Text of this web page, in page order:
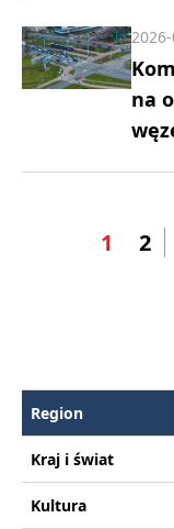
na
1 2
Region
Kraj i świat
Kultura